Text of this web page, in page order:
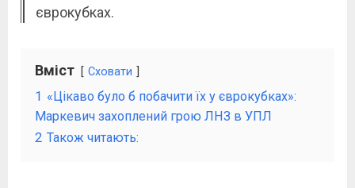
єврокубках.
Вміст Сховати
1 «Цікаво було б побачити їх у єврокубках»:
Маркевич захоплений грою ЛНЗ в УПЛ
2 Також читають: